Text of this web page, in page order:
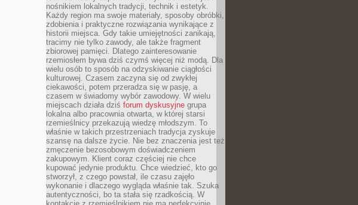
nośnikiem lokalnych tradycji, technik i estetyk.
Każdy region ma swoje materiały, sposoby obróbki,
zdobienia i praktyczne rozwiązania wynikające z
historii miejsca. Gdy takie umiejętności zanikają,
tracimy nie tylko zawody, ale także fragment
zbiorowej pamięci. Dlatego zainteresowanie
rzemiosłem bywa dziś czymś więcej niż modą. Dla
wielu osób to sposób na odzyskiwanie ciągłości
kulturowej. Czasem zaczyna się od zwykłej
ciekawości, potem przeradza się w pasję, a
czasem w świadomy wybór zawodowy. W wielu
miejscach działa dziś forum dyskusyjne grupa
lokalna albo pracownia otwarta, w której starsi
rzemieślnicy przekazują wiedzę młodszym. To
właśnie w takich przestrzeniach tradycja zyskuje
szansę na dalsze życie. Nie bez znaczenia jest też
zmęczenie bezosobowym doświadczeniem
zakupowym. Klient coraz częściej nie chce
kupować jedynie produktu. Chce wiedzieć, kto go
stworzył, z czego powstał, ile czasu zajęło
wykonanie i dlaczego wygląda właśnie tak. Szuka
autentyczności, bo ta stała się rzadkością. W